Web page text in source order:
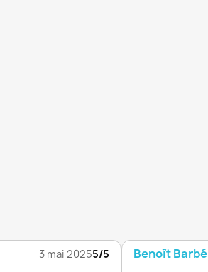
3 mai 20255/5 Benoît Barbé